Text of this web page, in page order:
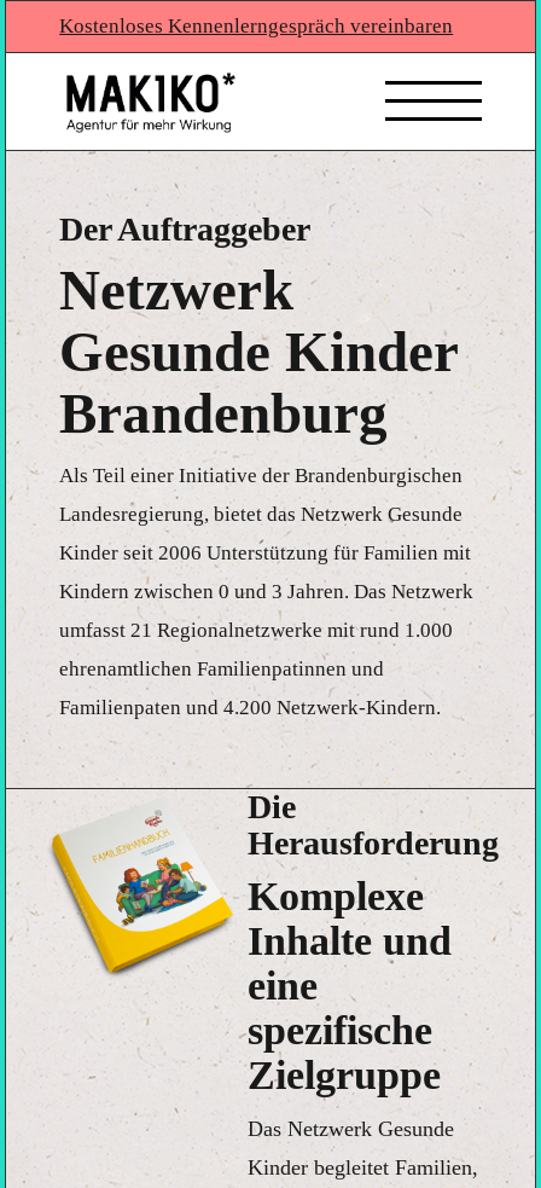
Kostenloses Kennenlerngespräch vereinbaren
Der Auftraggeber
Netzwerk
Gesunde Kinder
Brandenburg
Als Teil einer Initiative der Brandenburgischen
Landesregierung, bietet das Netzwerk Gesunde
Kinder seit 2006 Unterstützung für Familien mit
Kindern zwischen 0 und 3 Jahren. Das Netzwerk
umfasst 21 Regionalnetzwerke mit rund 1.000
ehrenamtlichen Familienpatinnen und
Familienpaten und 4.200 Netzwerk-Kindern.
Die
Herausforderung
Komplexe
Inhalte und
eine
spezifische
Zielgruppe
Das Netzwerk Gesunde
Kinder begleitet Familien,